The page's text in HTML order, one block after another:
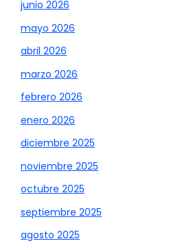
junio 2026
mayo 2026
abril 2026
marzo 2026
febrero 2026
enero 2026
diciembre 2025
noviembre 2025
octubre 2025
septiembre 2025
agosto 2025